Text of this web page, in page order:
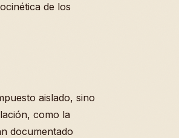
de los
aislado, sino
como la
documentado